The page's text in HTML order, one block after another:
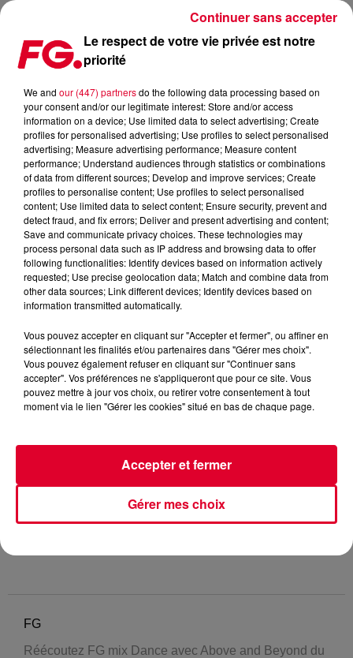
FG MIX DANCE : ABOVE AND BEYOND
FG
Réécoutez FG mix Dance avec Above and Beyond du
Le respect de votre vie privée est notre
priorité
We and our (447) partnersdo the following data processing based on
your consent and/or our legitimate interest: Store and/or access
information on a device; Use limited data to select advertising; Create
profiles for personalised advertising; Use profiles to select personalised
advertising; Measure advertising performance; Measure content
performance; Understand audiences through statistics or combinations
of data from different sources; Develop and improve services; Create
profiles to personalise content; Use profiles to select personalised
content; Use limited data to select content; Ensure security, prevent and
detect fraud, and fix errors; Deliver and present advertising and content;
Save and communicate privacy choices. These technologies may
process personal data such as IP address and browsing data to offer
following functionalities: Identify devices based on information actively
requested; Use precise geolocation data; Match and combine data from
other data sources; Link different devices; Identify devices based on
information transmitted automatically.
Vous pouvez accepter en cliquant sur "Accepter et fermer", ou affiner en
sélectionnant les finalités et/ou partenaires dans "Gérer mes choix".
Vous pouvez également refuser en cliquant sur "Continuer sans
accepter". Vos préférences ne s'appliqueront que pour ce site. Vous
pouvez mettre à jour vos choix, ou retirer votre consentement à tout
moment via le lien "Gérer les cookies" situé en bas de chaque page.
Gérer mes choix
Accepter et fermer
Continuer sans accepter